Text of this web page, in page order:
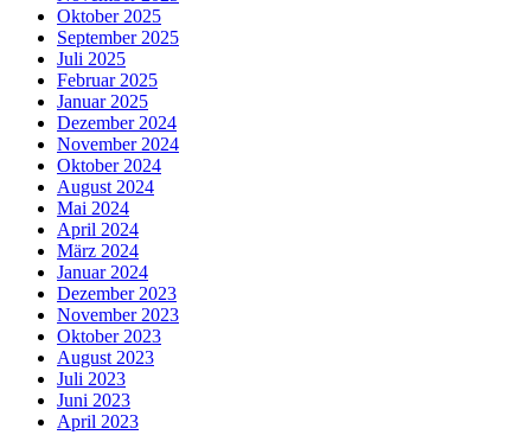
Oktober 2025
September 2025
Juli 2025
Februar 2025
Januar 2025
Dezember 2024
November 2024
Oktober 2024
August 2024
Mai 2024
April 2024
März 2024
Januar 2024
Dezember 2023
November 2023
Oktober 2023
August 2023
Juli 2023
Juni 2023
April 2023